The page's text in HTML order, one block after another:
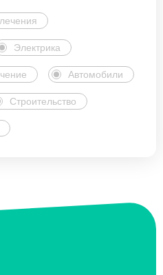
Электрика
Автомобили
Строительство